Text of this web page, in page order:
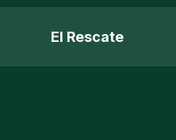
El Rescate